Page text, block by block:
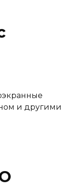
и другими